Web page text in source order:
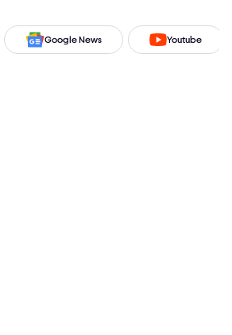
Google News Youtube